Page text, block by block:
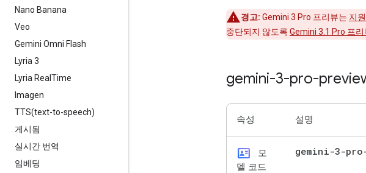
Nano Banana
Veo
Gemini Omni Flash
Lyria 3
Lyria Real Time
Imagen
TTS(text-to-speech)
게시됨
실시간 번역
임베딩
경고: Gemini 3 Pro 프리뷰는 지
중단되지 않도록 Gemini 3.1 Pro 프리
gemini-3-pro-
속성 설명
id_card
모
델 코드
gemini-3-